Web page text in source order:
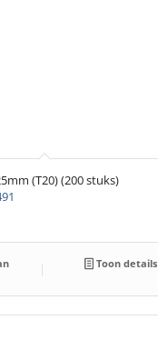
(T20) (200 stuks)
Toon details